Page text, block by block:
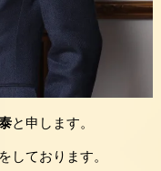
と申します。
しております。